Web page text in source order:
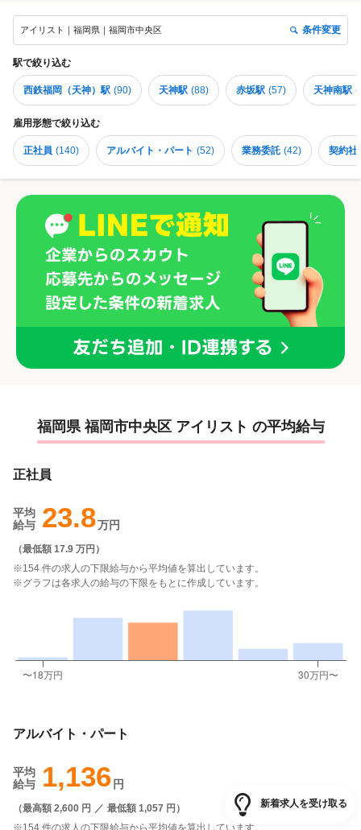
アイリスト｜福岡県｜福岡市中央区 条件変更
駅で絞り込む
西鉄福岡（天神）駅 (90) 天神駅 (88) 赤坂駅 (57) 天神南駅 (
雇用形態で絞り込む
正社員 (140) アルバイト・パート (52) 業務委託 (42) 契約社
福岡県 福岡市中央区 アイリスト の平均給与
正社員
平均
給与 23.8万円
（最低額 17.9 万円 ）
※154 件の求人の下限給与から平均値を算出しています。
※グラフは各求人の給与の下限をもとに作成しています。
アルバイト・パート
平均
給与
1,136 円
（最高額 2,600 円 ／ 最低額 1,057 円 ）
※154 件の求人の下限給与から平均値を算出しています。
新着求人を受け取る